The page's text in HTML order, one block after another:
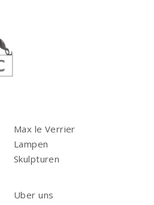
Max le Verrier
Lampen
Skulpturen
Uber uns